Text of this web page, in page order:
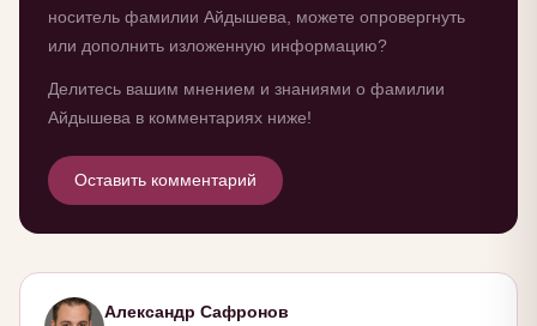
носитель фамилии Айдышева, можете опровергнуть
или дополнить изложенную информацию?
Делитесь вашим мнением и знаниями о фамилии
Айдышева в комментариях ниже!
Оставить комментарий
Александр Сафронов